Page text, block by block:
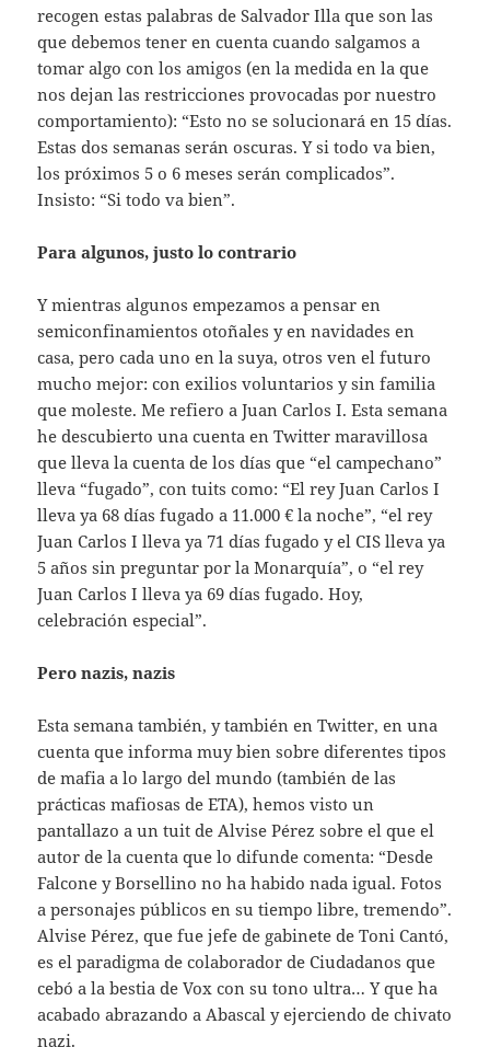
recogen estas palabras de Salvador Illa que son las
que debemos tener en cuenta cuando salgamos a
tomar algo con los amigos (en la medida en la que
nos dejan las restricciones provocadas por nuestro
comportamiento): “Esto no se solucionará en 15 días.
Estas dos semanas serán oscuras. Y si todo va bien,
los próximos 5 o 6 meses serán complicados”.
Insisto: “Si todo va bien”.
Para algunos, justo lo contrario
Y mientras algunos empezamos a pensar en
semiconfinamientos otoñales y en navidades en
casa, pero cada uno en la suya, otros ven el futuro
mucho mejor: con exilios voluntarios y sin familia
que moleste. Me refiero a Juan Carlos I. Esta semana
he descubierto una cuenta en Twitter maravillosa
que lleva la cuenta de los días que “el campechano”
lleva “fugado”, con tuits como: “El rey Juan Carlos I
lleva ya 68 días fugado a 11.000 € la noche”, “el rey
Juan Carlos I lleva ya 71 días fugado y el CIS lleva ya
5 años sin preguntar por la Monarquía”, o “el rey
Juan Carlos I lleva ya 69 días fugado. Hoy,
celebración especial”.
Pero nazis, nazis
Esta semana también, y también en Twitter, en una
cuenta que informa muy bien sobre diferentes tipos
de mafia a lo largo del mundo (también de las
prácticas mafiosas de ETA), hemos visto un
pantallazo a un tuit de Alvise Pérez sobre el que el
autor de la cuenta que lo difunde comenta: “Desde
Falcone y Borsellino no ha habido nada igual. Fotos
a personajes públicos en su tiempo libre, tremendo”.
Alvise Pérez, que fue jefe de gabinete de Toni Cantó,
es el paradigma de colaborador de Ciudadanos que
cebó a la bestia de Vox con su tono ultra… Y que ha
acabado abrazando a Abascal y ejerciendo de chivato
nazi.